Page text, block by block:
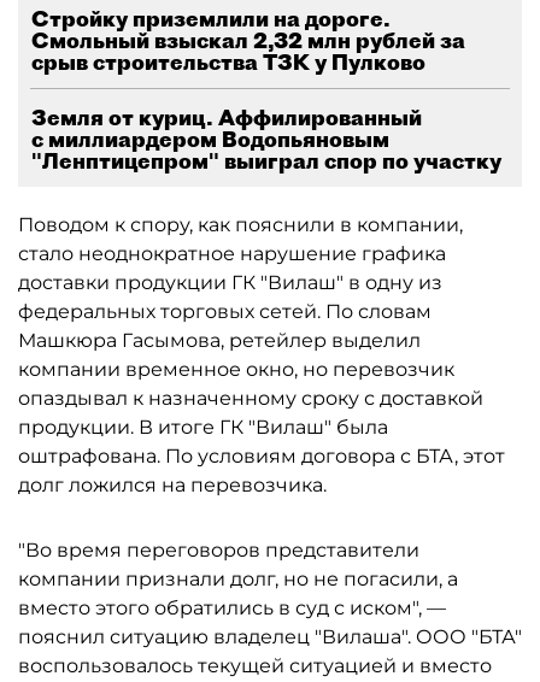
Стройку приземлили на дороге.
Смольный взыскал 2,32 млн рублей за
срыв строительства ТЗК у Пулково
Земля от куриц. Аффилированный
с миллиардером Водопьяновым
"Ленптицепром" выиграл спор по участку
Поводом к спору, как пояснили в компании,
стало неоднократное нарушение графика
доставки продукции ГК "Вилаш" в одну из
федеральных торговых сетей. По словам
Машкюра Гасымова, ретейлер выделил
компании временное окно, но перевозчик
опаздывал к назначенному сроку с доставкой
продукции. В итоге ГК "Вилаш" была
оштрафована. По условиям договора с БТА, этот
долг ложился на перевозчика.
"Во время переговоров представители
компании признали долг, но не погасили, а
вместо этого обратились в суд с иском", —
пояснил ситуацию владелец "Вилаша". ООО "БТА"
воспользовалось текущей ситуацией и вместо